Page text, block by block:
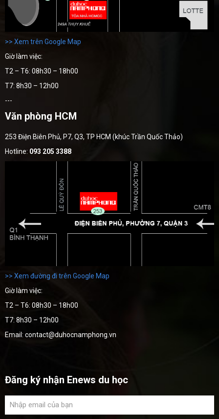
>> Xem trên Google Map
Giờ làm việc:
T2 – T6: 08h30 – 18h00
T7: 8h30 – 12h00
---
Văn phòng HCM
253 Điện Biên Phủ, P7, Q3, TP HCM (khúc Trần Quốc Thảo)
Hotline: 093 205 3388
>> Xem đường đi trên Google Map
Giờ làm việc:
T2 – T6: 08h30 – 18h00
T7: 8h30 – 12h00
Email: contact@duhocnamphong.vn
Đăng ký nhận Enews du học